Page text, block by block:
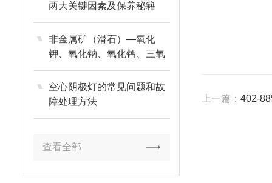
两大关键因素及保养秘籍
非金属矿（滑石）—氧化
钾、氧化钠、氧化钙、三氧
化二铁的测定—原子吸收光
谱法
空心阴极灯的常见问题和故
障处理方法
查看全部
上一篇：402-